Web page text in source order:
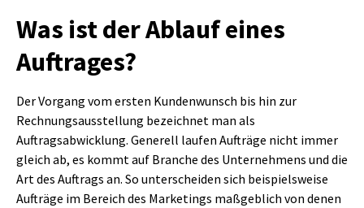
Was ist der Ablauf eines
Auftrages?
Der Vorgang vom ersten Kundenwunsch bis hin zur
Rechnungsausstellung bezeichnet man als
Auftragsabwicklung. Generell laufen Aufträge nicht immer
gleich ab, es kommt auf Branche des Unternehmens und die
Art des Auftrags an. So unterscheiden sich beispielsweise
Aufträge im Bereich des Marketings maßgeblich von denen